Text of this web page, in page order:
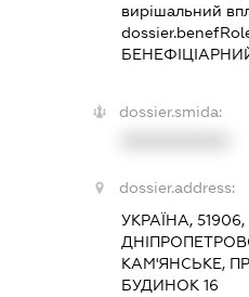
вирішальний
dossier.smida:
dossier.address:
УКРАЇНА, 51906,
КАМ'ЯНСЬКЕ,
БУДИНОК 16